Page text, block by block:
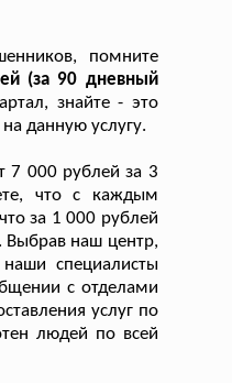
помните
(за 90 дневный
знайте - это
данную услугу.
7 000 рублей за 3
что с каждым
за 1 000 рублей
Выбрав наш центр,
специалисты
с отделами
услуг по
людей по всей